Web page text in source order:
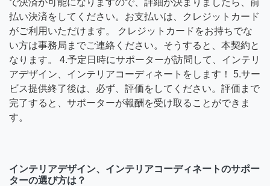
払い決済をしてください。お支払いは、クレジットカード
がご利用いただけます。 クレジットカードをお持ちでな
い方は事務局までご連絡ください。そうすると、本契約と
なります。 4.予定日時にサポーターが訪問して、インテリ
アデザイン、インテリアコーディネートをします！ 5.サー
ビス提供終了後は、必ず、評価をしてください。評価まで
完了すると、サポーターが報酬を受け取ることができま
す。
インテリアデザイン、インテリアコーディネートのサポー
ターの選び方は？